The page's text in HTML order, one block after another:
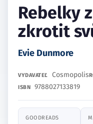
Rebelky
zkrotit
Evie Dunmore
VYDAVATEĽ Cosmopolis
ISBN 9788027133819
GOODREADS